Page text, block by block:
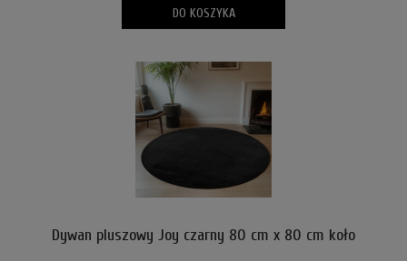
DO KOSZYKA
Dywan pluszowy Joy czarny 80 cm x 80 cm koło